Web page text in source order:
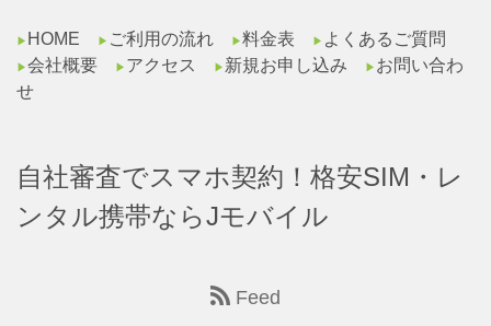
▶︎ HOME ▶︎ ご利用の流れ ▶︎料金表 ▶︎ よくあるご質問
▶︎会社概要 ▶︎ アクセス ▶︎ 新規お申し込み ▶︎ お問い合わ
せ
自社審査でスマホ契約！格安SIM・レ
ンタル携帯ならJモバイル
Feed